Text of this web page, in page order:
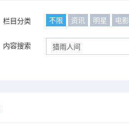
栏目分类 不限 资讯 明星 电影
内容搜索